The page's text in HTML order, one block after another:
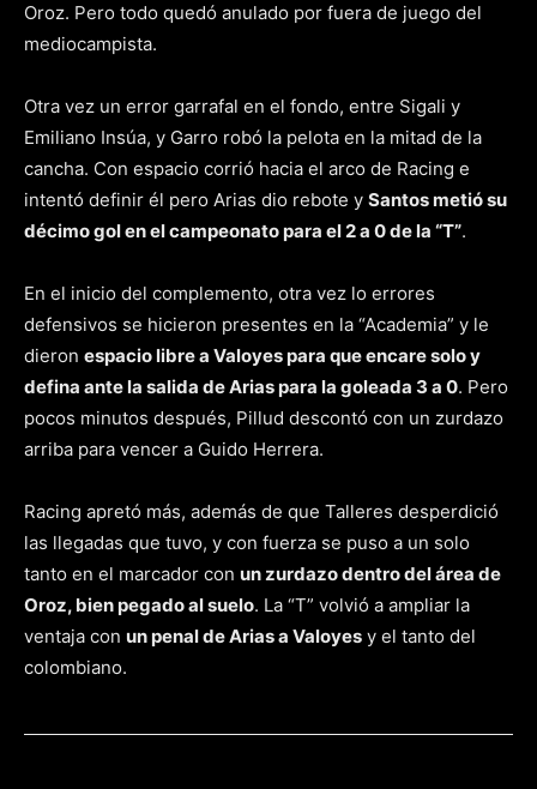
Oroz. Pero todo quedó anulado por fuera de juego del
mediocampista.
Otra vez un error garrafal en el fondo, entre Sigali y
Emiliano Insúa, y Garro robó la pelota en la mitad de la
cancha. Con espacio corrió hacia el arco de Racing e
intentó definir él pero Arias dio rebote y Santos metió su
décimo gol en el campeonato para el 2 a 0 de la “T”.
En el inicio del complemento, otra vez lo errores
defensivos se hicieron presentes en la “Academia” y le
dieron espacio libre a Valoyes para que encare solo y
defina ante la salida de Arias para la goleada 3 a 0. Pero
pocos minutos después, Pillud descontó con un zurdazo
arriba para vencer a Guido Herrera.
Racing apretó más, además de que Talleres desperdició
las llegadas que tuvo, y con fuerza se puso a un solo
tanto en el marcador con un zurdazo dentro del área de
Oroz, bien pegado al suelo. La “T” volvió a ampliar la
ventaja con un penal de Arias a Valoyes y el tanto del
colombiano.